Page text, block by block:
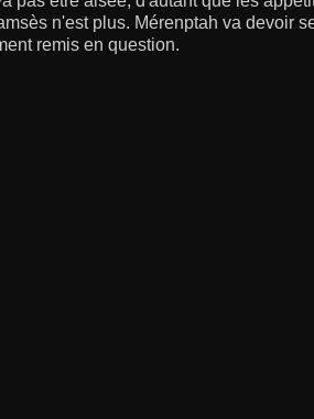
n'est plus. Mérenptah va devoir
remis en question.